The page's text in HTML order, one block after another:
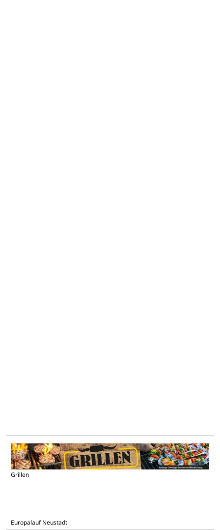
Grillen
Europalauf Neustadt